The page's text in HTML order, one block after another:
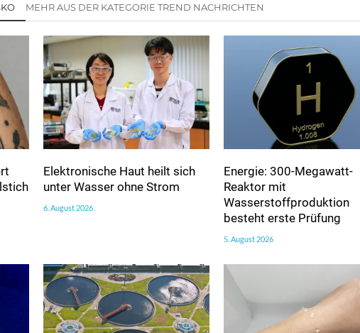
MEHR AUS DER KATEGORIE TREND NACHRICHTEN
Elektronische Haut heilt sich
unter Wasser ohne Strom
6. August 2026
Energie: 300-Megawatt-
Reaktor mit
Wasserstoffproduktion
besteht erste Prüfung
5. August 2026